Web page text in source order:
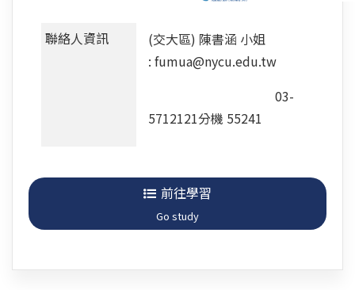
聯絡人資訊
(交大區) 陳書涵 小姐
: fumua@nycu.edu.tw
03-
5712121分機 55241
前往學習
Go study